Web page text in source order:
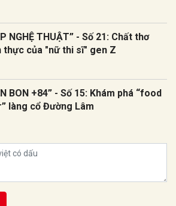
NGHỆ THUẬT” - Số 21: Chất thơ
thực của "nữ thi sĩ" gen Z
BON +84” - Số 15: Khám phá “food
làng cổ Đường Lâm